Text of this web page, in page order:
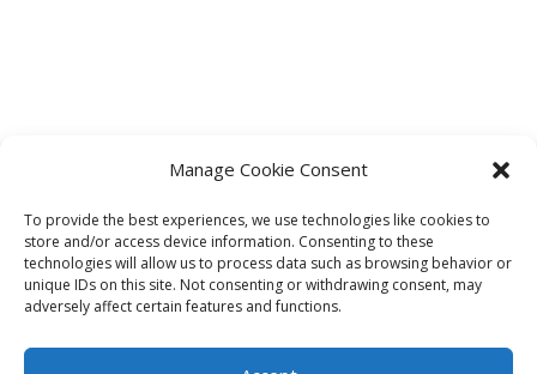
Manage Cookie Consent
To provide the best experiences, we use technologies like cookies to
store and/or access device information. Consenting to these
technologies will allow us to process data such as browsing behavior or
unique IDs on this site. Not consenting or withdrawing consent, may
adversely affect certain features and functions.